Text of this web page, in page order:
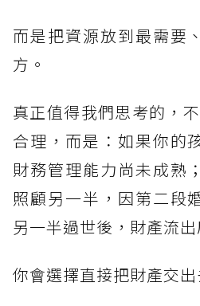
而是把資源放到最需要
方。
真正值得我們思考的，
合理，而是：如果你的
財務管理能力尚未成熟
照顧另一半，因第二段
另一半過世後，財產流
你會選擇直接把財產交出